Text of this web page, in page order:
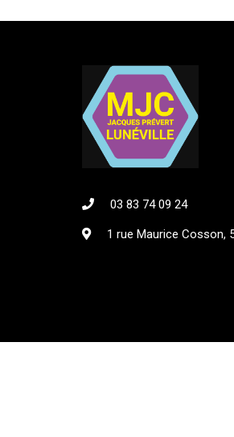
03 83 74 09 24
1 rue Maurice Cosson,